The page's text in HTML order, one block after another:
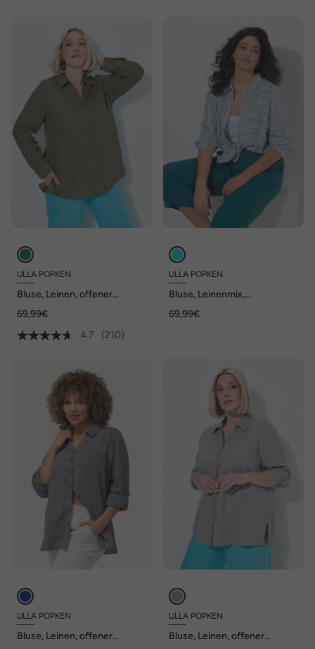
ULLA POPKEN
Bluse, Leinen, offener
69,99€
4.7
(210)
ULLA POPKEN
Bluse, Leinenmix,
Langarm
69,99€
ULLA POPKEN
Bluse, Leinen, offener
ULLA POPKEN
Bluse, Leinen, offener